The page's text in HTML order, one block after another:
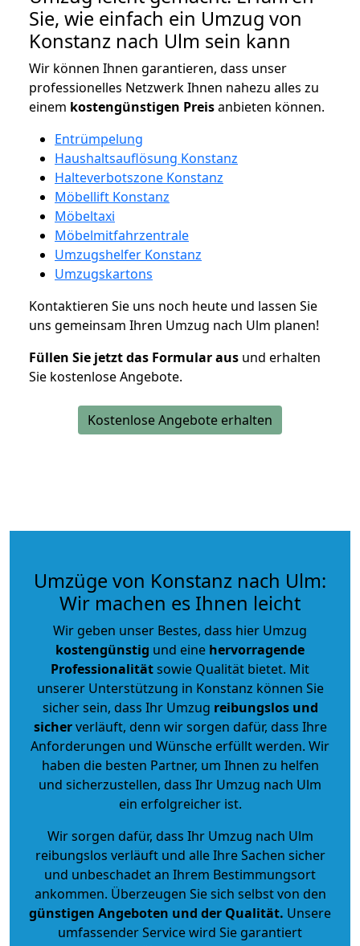
Sie, wie einfach ein Umzug von
Konstanz nach Ulm sein kann
Wir können Ihnen garantieren, dass unser
professionelles Netzwerk Ihnen nahezu alles zu
einem kostengünstigen Preisanbieten können.
Entrümpelung
Haushaltsauflösung Konstanz
Halteverbotszone Konstanz
Möbellift Konstanz
Möbeltaxi
Möbelmitfahrzentrale
Umzugshelfer Konstanz
Umzugskartons
Kontaktieren Sie uns noch heute und lassen Sie
uns gemeinsam Ihren Umzug nach Ulm planen!
Füllen Sie jetzt das Formular aus und erhalten
Sie kostenlose Angebote.
Kostenlose Angebote erhalten
Umzüge von Konstanz nach Ulm:
Wir machen es Ihnen leicht
Wir geben unser Bestes, dass hier Umzug
kostengünstig und eine hervorragende
Professionalitätsowie Qualität bietet. Mit
unserer Unterstützung in Konstanz können Sie
sicher sein, dass Ihr Umzug reibungslos und
sicherverläuft, denn wir sorgen dafür, dass Ihre
Anforderungen und Wünsche erfüllt werden. Wir
haben die besten Partner, um Ihnen zu helfen
und sicherzustellen, dass Ihr Umzug nach Ulm
ein erfolgreicher ist.
Wir sorgen dafür, dass Ihr Umzug nach Ulm
reibungslos verläuft und alle Ihre Sachen sicher
und unbeschadet an Ihrem Bestimmungsort
ankommen. Überzeugen Sie sich selbst von den
günstigen Angeboten und der Qualität. Unsere
umfassender Service wird Sie garantiert